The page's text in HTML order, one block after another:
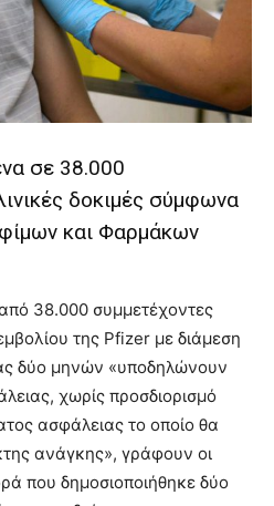
σε 38.000
δοκιμές σύμφωνα
και Φαρμάκων
38.000 συμμετέχοντες
της Pfizer με διάμεση
δύο μηνών «υποδηλώνουν
χωρίς προσδιορισμό
ασφάλειας το οποίο θα
ανάγκης», γράφουν οι
που δημοσιοποιήθηκε δύο